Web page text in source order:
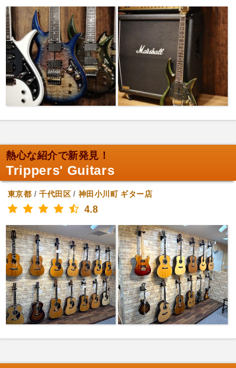
熱心な紹介で新発見！
Trippers' Guitars
東京都 /千代田区/神田小川町 ギター店
4.8